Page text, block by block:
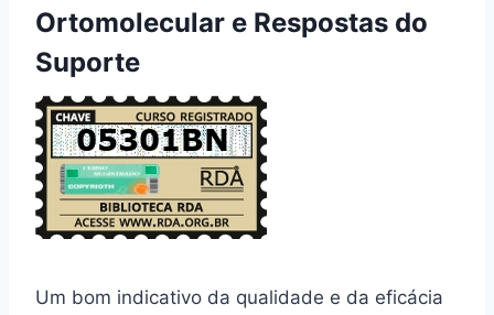
Ortomolecular e Respostas do
Suporte
Um bom indicativo da qualidade e da eficácia